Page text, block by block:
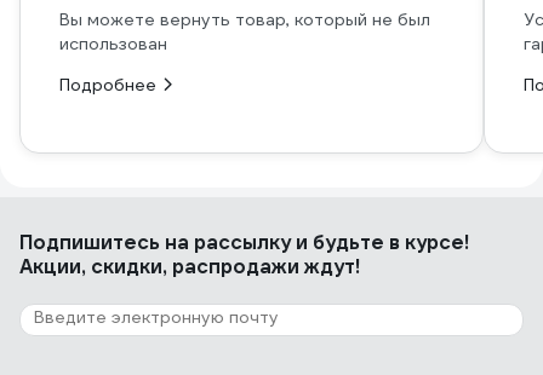
Вы можете вернуть товар, который не был
использован
Подробнее
Подпишитесь на рассылкуи будьте в курсе!
Акции, скидки, распродажи ждут!